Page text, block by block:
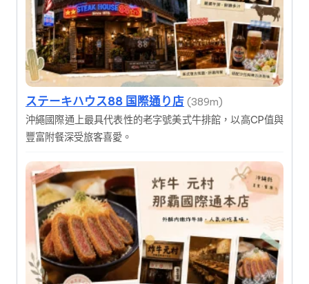
ステーキハウス88 国際通り店 (389m)
沖繩國際通上最具代表性的老字號美式牛排館，以高CP值與
豐富附餐深受旅客喜愛。